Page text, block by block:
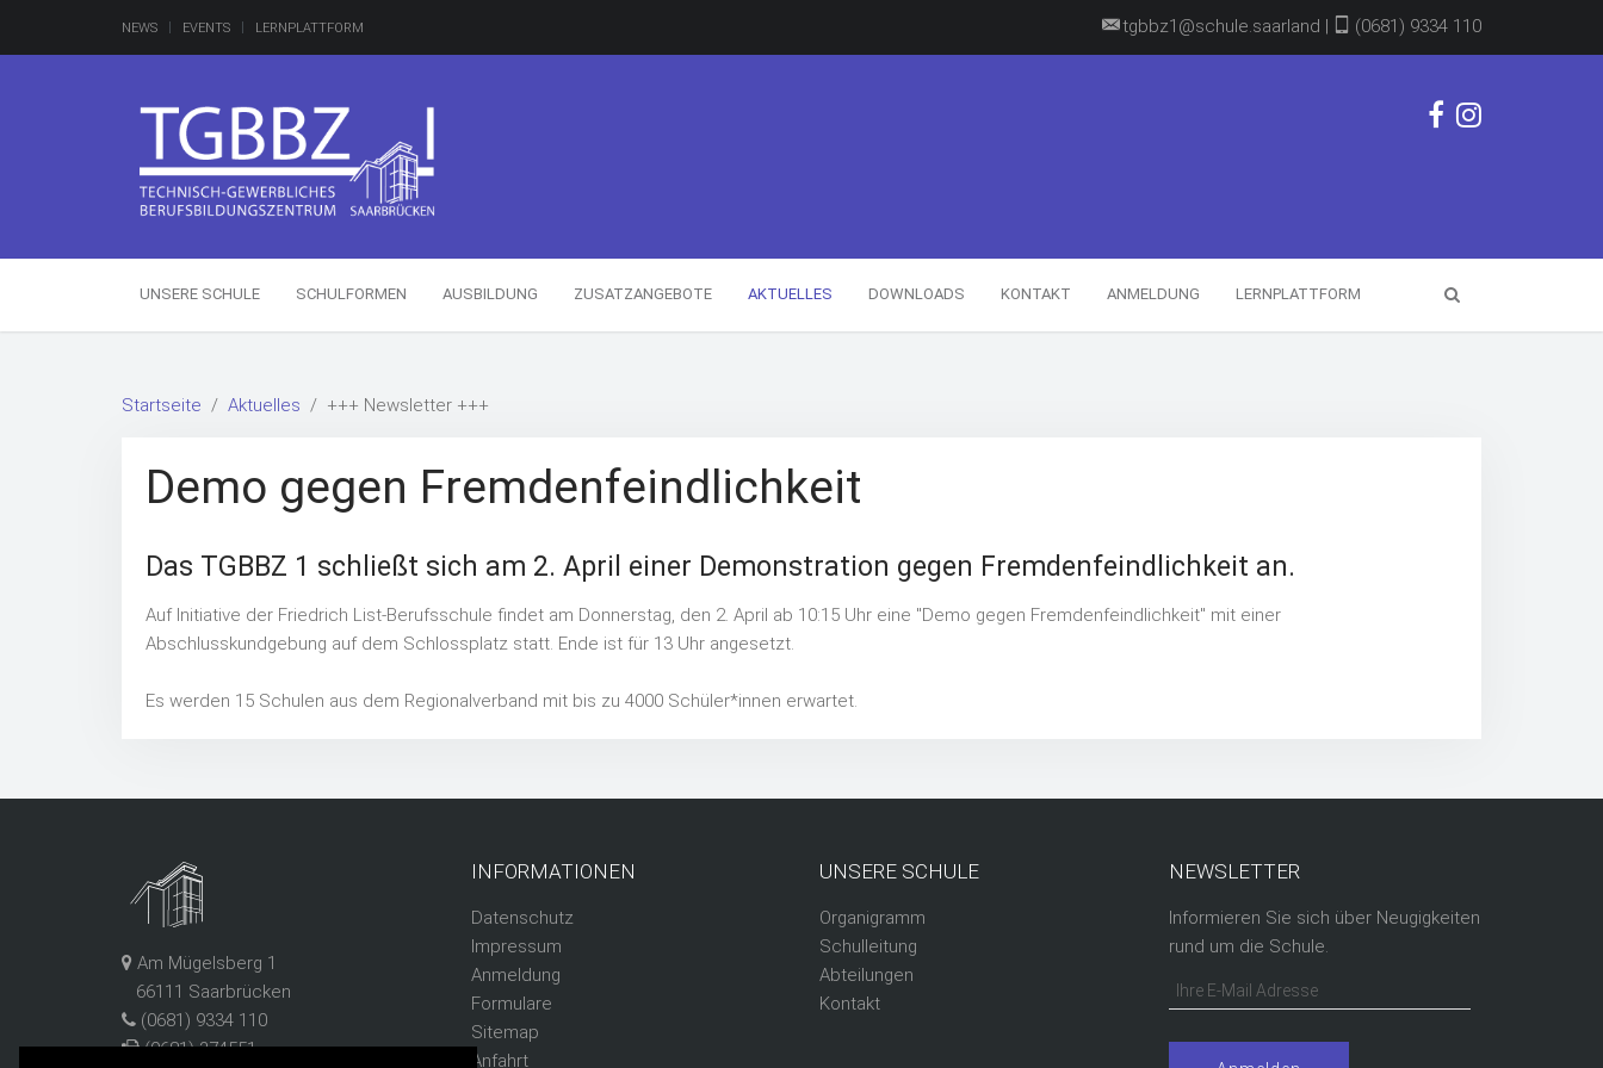
NEWS EVENTS LERNPLATTFORM tgbbz1@schule.saarland | (0681) 9334 110
UNSERE SCHULE SCHULFORMEN AUSBILDUNG ZUSATZANGEBOTE AKTUELLES DOWNLOADS KONTAKT ANMELDUNG LERNPLATTFORM
Startseite Aktuelles +++ Newsletter +++
Demo gegen Fremdenfeindlichkeit
Das TGBBZ 1 schließt sich am 2. April einer Demonstration gegen Fremdenfeindlichkeit an.
Auf Initiative der Friedrich List-Berufsschule findet am Donnerstag, den 2. April ab 10:15 Uhr eine "Demo gegen Fremdenfeindlichkeit" mit einer
Abschlusskundgebung auf dem Schlossplatz statt. Ende ist für 13 Uhr angesetzt.
Es werden 15 Schulen aus dem Regionalverband mit bis zu 4000 Schüler*innen erwartet.
Am Mügelsberg 1
66111 Saarbrücken
(0681) 9334 110
(0681) 374551
INFORMATIONEN
Datenschutz
Impressum
Anmeldung
Formulare
Sitemap
Anfahrt
UNSERE SCHULE
Organigramm
Schulleitung
Abteilungen
Kontakt
NEWSLETTER
Informieren Sie sich über Neugigkeiten
rund um die Schule.